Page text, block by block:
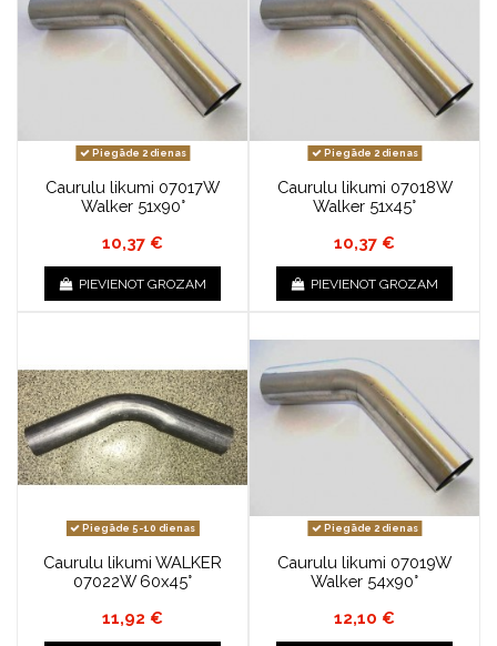
Piegāde 2 dienas
Caurulu likumi 07017W
Walker 51x90°
10,37 €
PIEVIENOT GROZAM
Piegāde 2 dienas
Caurulu likumi 07018W
Walker 51x45°
10,37 €
PIEVIENOT GROZAM
Piegāde 5-10 dienas
Caurulu likumi WALKER
07022W 60x45°
11,92 €
Piegāde 2 dienas
Caurulu likumi 07019W
Walker 54x90°
12,10 €